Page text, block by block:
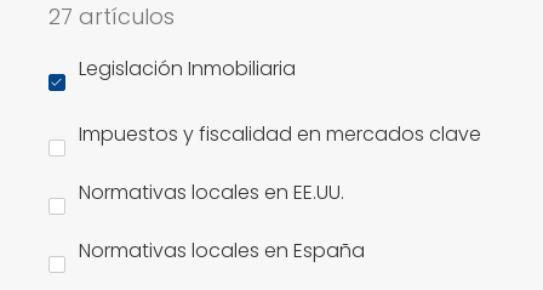
27 artículos
Legislación Inmobiliaria
Impuestos y fiscalidad en mercados clave
Normativas locales en EE.UU.
Normativas locales en España